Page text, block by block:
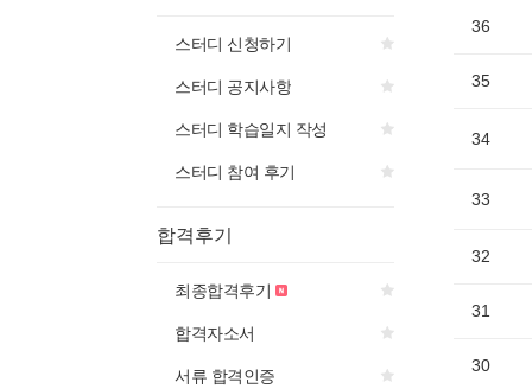
스터디 신청하기
스터디 공지사항
스터디 학습일지 작성
스터디 참여 후기
합격후기
최종합격후기
합격자소서
서류 합격인증
36
35
34
33
32
31
30